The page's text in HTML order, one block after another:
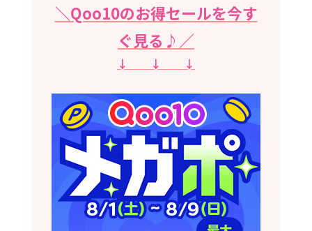
＼Qoo10のお得セールを今す
ぐ見る♪／
↓ ↓ ↓